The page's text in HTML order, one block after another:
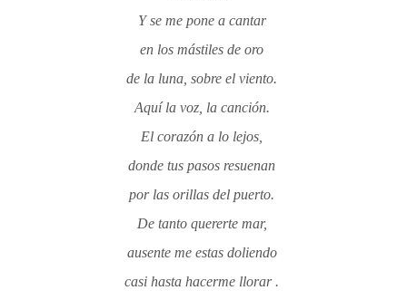
Y se me pone a cantar
en los mástiles de oro
de la luna, sobre el viento.
Aquí la voz, la canción.
El corazón a lo lejos,
donde tus pasos resuenan
por las orillas del puerto.
De tanto quererte mar,
ausente me estas doliendo
casi hasta hacerme llorar .